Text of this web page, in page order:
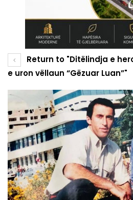
Return to "Ditëlindja e
e uron vëllaun “Gëzuar Luan”"